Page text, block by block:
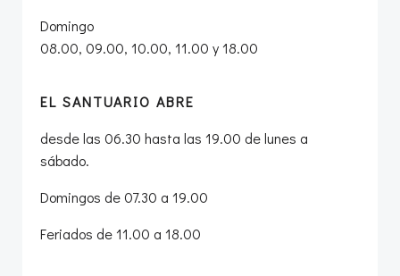
Domingo
08.00, 09.00, 10.00, 11.00 y 18.00
EL SANTUARIO ABRE
desde las 06.30 hasta las 19.00 de lunes a
sábado.
Domingos de 07.30 a 19.00
Feriados de 11.00 a 18.00